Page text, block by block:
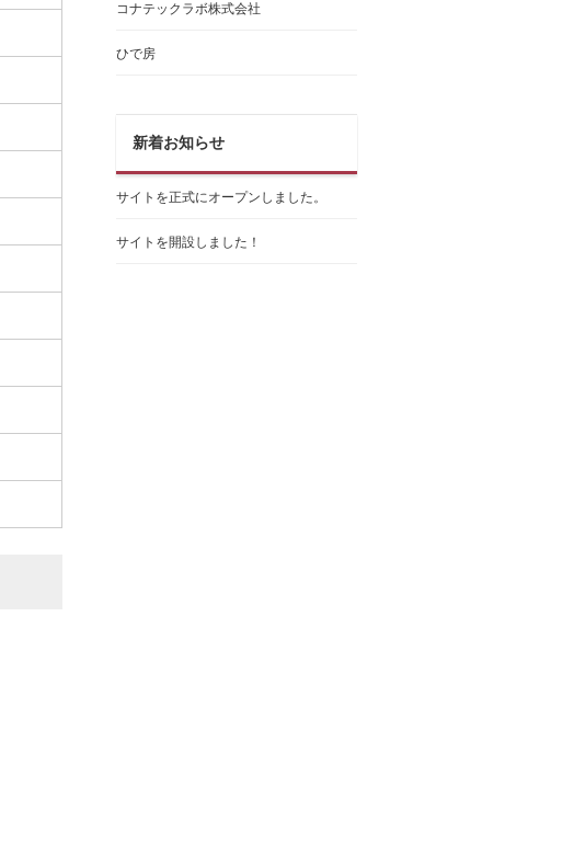
コナテックラボ株式会社
ひで房
新着お知らせ
サイトを正式にオープンしました。
サイトを開設しました！